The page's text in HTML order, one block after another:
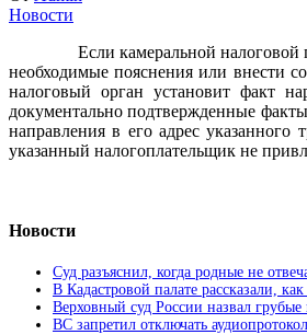
Новости
Если камеральной налоговой
необходимые пояснения или внести
налоговый орган установит факт
документально подтвержденные
направления в его адрес
указанный налогоплательщик не
Новости
Суд разъяснил, когда родные не
В Кадастровой палате рассказали,
Верховный суд России назвал
ВС запретил отключать